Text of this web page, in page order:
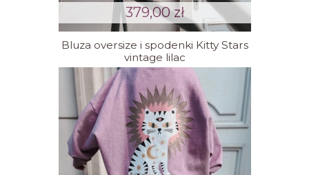
Bluza oversize i spodenki Kitty Stars
vintage lilac
379,00 zł